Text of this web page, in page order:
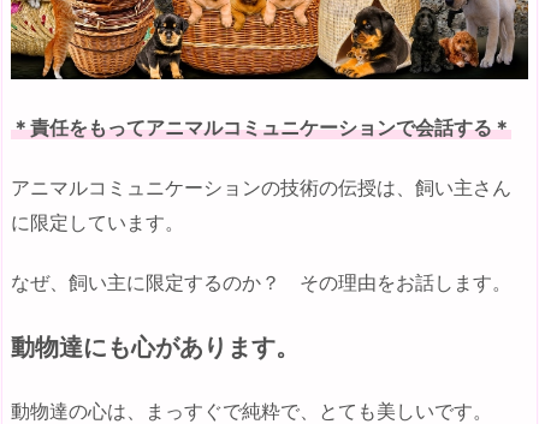
＊責任をもってアニマルコミュニケーションで会話する＊
アニマルコミュニケーションの技術の伝授は、飼い主さん
に限定しています。
なぜ、飼い主に限定するのか？ その理由をお話します。
動物達にも心があります。
動物達の心は、まっすぐで純粋で、とても美しいです。